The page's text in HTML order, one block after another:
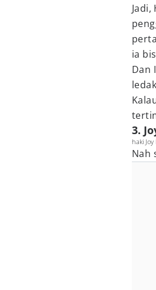
ia
Dan
3.
haki
Nah